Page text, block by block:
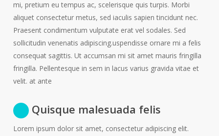
mi, pretium eu tempus ac, scelerisque quis turpis. Morbi
aliquet consectetur metus, sed iaculis sapien tincidunt nec.
Praesent condimentum vulputate erat vel sodales. Sed
sollicitudin venenatis adipiscing.uspendisse ornare mi a felis
consequat sagittis. Ut accumsan mi sit amet mauris fringilla
fringilla. Pellentesque in sem in lacus varius gravida vitae et
velit. at ante
Quisque malesuada felis
Lorem ipsum dolor sit amet, consectetur adipiscing elit.